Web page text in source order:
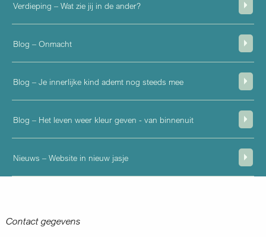
Verdieping – Wat zie jij in de ander?
Blog – Onmacht
Blog – Je innerlijke kind ademt nog steeds mee
Blog – Het leven weer kleur geven - van binnenuit
Nieuws – Website in nieuw jasje
Contact gegevens